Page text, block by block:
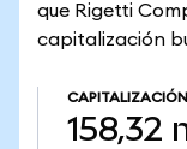
que Rigetti
capitalización
158,32